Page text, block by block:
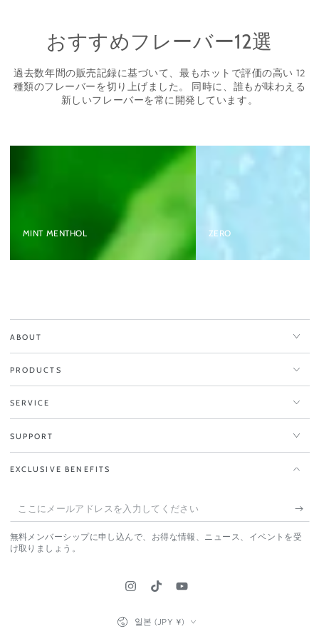
おすすめフレーバー12選
過去数年間の販売記録に基づいて、最もホットで評価の高い 12
種類のフレーバーを切り上げました。 同時に、誰もが味わえる
新しいフレーバーを常に開発しています。
MINT MENTHOL ZERO
ABOUT
PRODUCTS
SERVICE
SUPPORT
EXCLUSIVE BENEFITS
こ
こ
に
無料メンバーシップに申し込んで、お得な情報、ニュース、イベントを受
け取りましょう。
InstagramTikTokYouTube
일본 (JPY ¥)